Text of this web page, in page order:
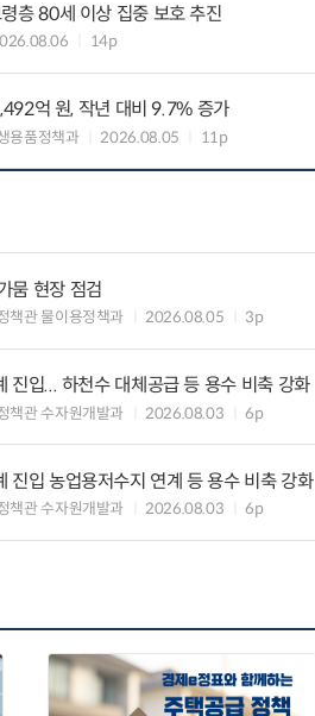
층 80세 이상 집중 보호 추진
14p
억 원, 작년 대비 9.7% 증가
용품정책과 2026.08.05 11p
뭄 현장 점검
책관 물이용정책과 2026.08.05 3p
진입... 하천수 대체공급 등 용수 비축 강화
책관 수자원개발과 2026.08.03 6p
진입 농업용저수지 연계 등 용수 비축 강화
책관 수자원개발과 2026.08.03 6p